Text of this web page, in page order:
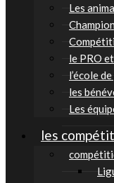
Les
le PRO
l’école
les
Les
les